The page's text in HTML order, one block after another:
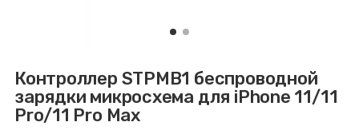
Контроллер STPMB1 беспроводной
зарядки микросхема для iPhone 11/11
Pro/11 Pro Max